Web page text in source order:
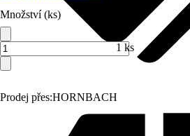
Prodej přes:HORNBACH
Množství (ks)
1 ks